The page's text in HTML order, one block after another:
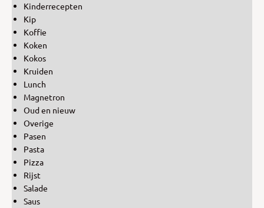
Kinderrecepten
Kip
Koffie
Koken
Kokos
Kruiden
Lunch
Magnetron
Oud en nieuw
Overige
Pasen
Pasta
Pizza
Rijst
Salade
Saus